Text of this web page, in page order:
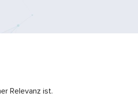
Relevanz ist.